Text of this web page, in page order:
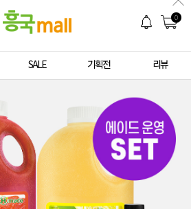
0
SALE 기획전 리뷰